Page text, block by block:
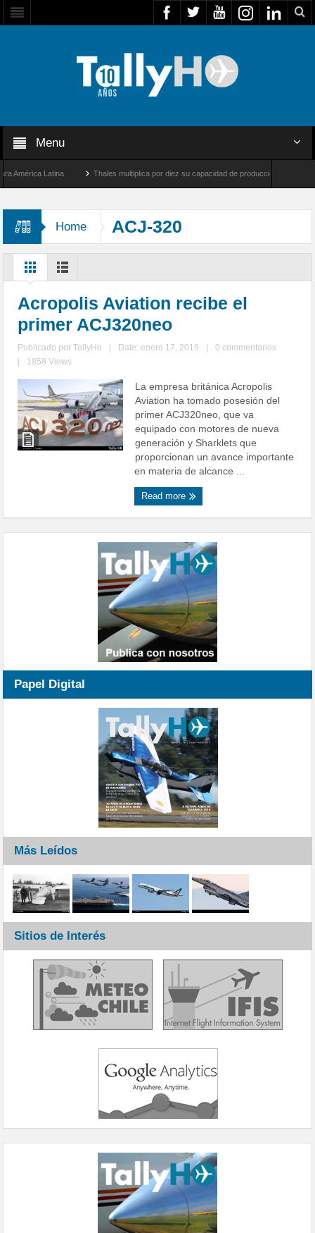
Menu
Latina Thales multiplica por diez su capacidad de producción de radares en
Home ACJ-320
Acropolis Aviation recibe el
primer ACJ320neo
Publicado porTallyHo Date: enero 17, 2019
0 commentarios
1858 Views
La empresa británica Acropolis
Aviation ha tomado posesión del
primer ACJ320neo, que va
equipado con motores de nueva
generación y Sharklets que
proporcionan un avance importante
en materia de alcance ...
Read more
Papel Digital
Más Leídos
Sitios de Interés